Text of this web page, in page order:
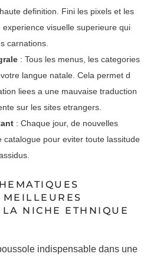
definition. Fini les pixels et les
visuelle superieure qui
carnations.
: Tous les menus, les categories
langue natale. Cela permet d
liees a une mauvaise traduction
sur les sites etrangers.
: Chaque jour, de nouvelles
catalogue pour eviter toute lassitude
MEILLEURES
NICHE ETHNIQUE
indispensable dans une